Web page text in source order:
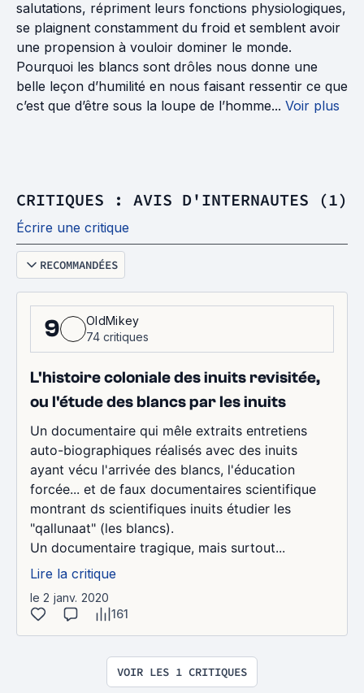
salutations, répriment leurs fonctions physiologiques,
se plaignent constamment du froid et semblent avoir
une propension à vouloir dominer le monde.
Pourquoi les blancs sont drôles nous donne une
belle leçon d’humilité en nous faisant ressentir ce que
c’est que d’être sous la loupe de l’homme... Voir plus
CRITIQUES : AVIS D'INTERNAUTES (1)
Écrire une critique
RECOMMANDÉES
9
OldMikey
74 critiques
L'histoire coloniale des inuits revisitée,
ou l'étude des blancs par les inuits
Un documentaire qui mêle extraits entretiens
auto-biographiques réalisés avec des inuits
ayant vécu l'arrivée des blancs, l'éducation
forcée... et de faux documentaires scientifique
montrant ds scientifiques inuits étudier les
"qallunaat" (les blancs).
Un documentaire tragique, mais surtout...
Lire la critique
le 2 janv. 2020
161
VOIR LES 1 CRITIQUES